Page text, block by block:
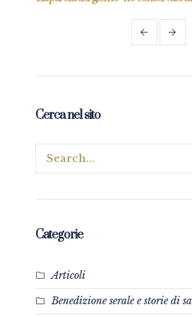
Cerca nel sito
Categorie
Articoli
Benedizione serale e storie di